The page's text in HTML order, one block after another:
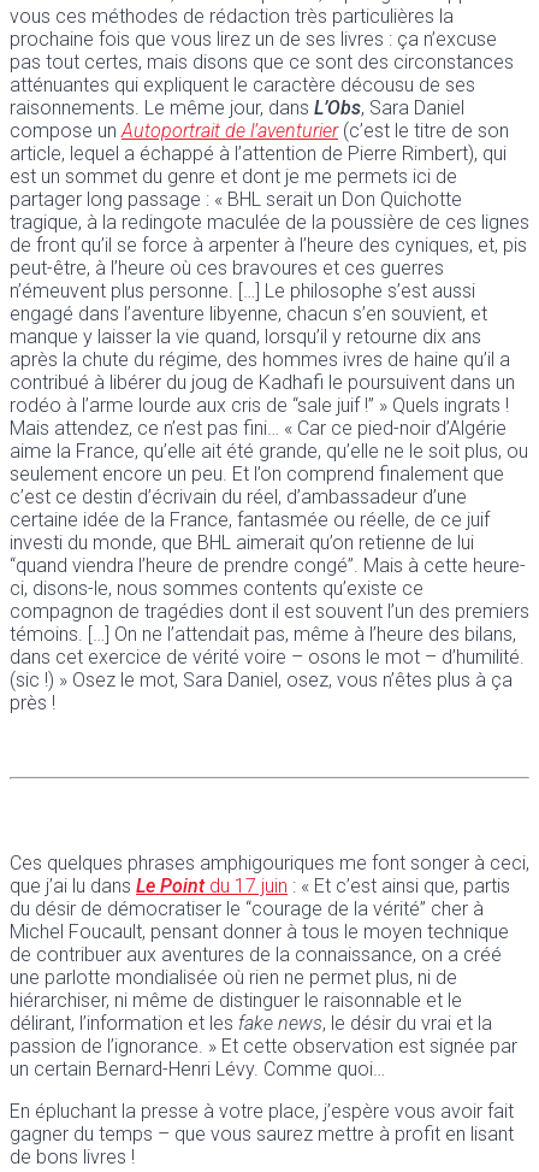
vous ces méthodes de rédaction très particulières la
prochaine fois que vous lirez un de ses livres : ça n’excuse
pas tout certes, mais disons que ce sont des circonstances
atténuantes qui expliquent le caractère décousu de ses
raisonnements. Le même jour, dans L’Obs, Sara Daniel
compose unAutoportrait de l’aventurier(c’est le titre de son
article, lequel a échappé à l’attention de Pierre Rimbert), qui
est un sommet du genre et dont je me permets ici de
partager long passage : « BHL serait un Don Quichotte
tragique, à la redingote maculée de la poussière de ces lignes
de front qu’il se force à arpenter à l’heure des cyniques, et, pis
peut-être, à l’heure où ces bravoures et ces guerres
n’émeuvent plus personne. […] Le philosophe s’est aussi
engagé dans l’aventure libyenne, chacun s’en souvient, et
manque y laisser la vie quand, lorsqu’il y retourne dix ans
après la chute du régime, des hommes ivres de haine qu’il a
contribué à libérer du joug de Kadhafi le poursuivent dans un
rodéo à l’arme lourde aux cris de “sale juif !” » Quels ingrats !
Mais attendez, ce n’est pas fini… « Car ce pied-noir d’Algérie
aime la France, qu’elle ait été grande, qu’elle ne le soit plus, ou
seulement encore un peu. Et l’on comprend finalement que
c’est ce destin d’écrivain du réel, d’ambassadeur d’une
certaine idée de la France, fantasmée ou réelle, de ce juif
investi du monde, que BHL aimerait qu’on retienne de lui
“quand viendra l’heure de prendre congé”. Mais à cette heure-
ci, disons-le, nous sommes contents qu’existe ce
compagnon de tragédies dont il est souvent l’un des premiers
témoins. […] On ne l’attendait pas, même à l’heure des bilans,
dans cet exercice de vérité voire – osons le mot – d’humilité.
(sic !) » Osez le mot, Sara Daniel, osez, vous n’êtes plus à ça
près !
Ces quelques phrases amphigouriques me font songer à ceci,
que j’ai lu dans Le Pointdu 17 juin : « Et c’est ainsi que, partis
du désir de démocratiser le “courage de la vérité” cher à
Michel Foucault, pensant donner à tous le moyen technique
de contribuer aux aventures de la connaissance, on a créé
une parlotte mondialisée où rien ne permet plus, ni de
hiérarchiser, ni même de distinguer le raisonnable et le
délirant, l’information et les fake news, le désir du vrai et la
passion de l’ignorance. » Et cette observation est signée par
un certain Bernard-Henri Lévy. Comme quoi…
En épluchant la presse à votre place, j’espère vous avoir fait
gagner du temps – que vous saurez mettre à profit en lisant
de bons livres !